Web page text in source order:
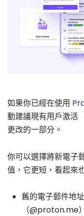
如果你已經在使用
動建議現有用戶激活
更改的一部分。
你可以選擇將新電子
值，它更短，看起來
舊的電子郵件地
（@proton.me